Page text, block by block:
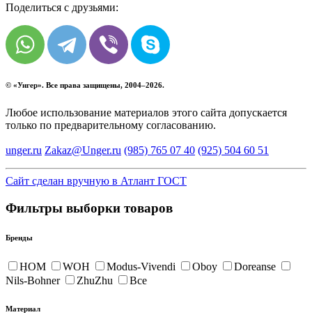
Поделиться с друзьями:
© «Унгер». Все права защищены, 2004–2026.
Любое использование материалов этого сайта допускается
только по предварительному согласованию.
unger.ru Zakaz@Unger.ru (985) 765 07 40 (925) 504 60 51
Сайт сделан вручную в Атлант ГОСТ
Фильтры выборки товаров
Бренды
HOM WOH Modus-Vivendi Oboy
Doreanse
Nils-Bohner
ZhuZhu Все
Материал